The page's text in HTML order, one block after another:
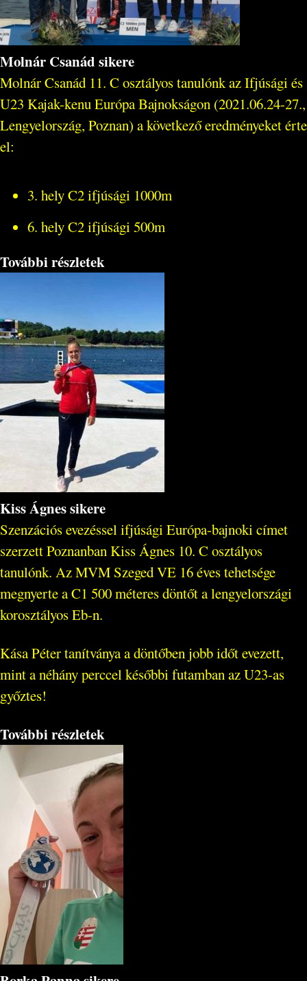
Molnár Csanád sikere
Molnár Csanád 11. C osztályos tanulónk az Ifjúsági és
U23 Kajak-kenu Európa Bajnokságon (2021.06.24-27.,
Lengyelország, Poznan) a következő eredményeket érte
el:
3. hely C2 ifjúsági 1000m
6. hely C2 ifjúsági 500m
További részletek
Kiss Ágnes sikere
Szenzációs evezéssel ifjúsági Európa-bajnoki címet
szerzett Poznanban Kiss Ágnes 10. C osztályos
tanulónk. Az MVM Szeged VE 16 éves tehetsége
megnyerte a C1 500 méteres döntőt a lengyelországi
korosztályos Eb-n.
Kása Péter tanítványa a döntőben jobb időt evezett,
mint a néhány perccel későbbi futamban az U23-as
győztes!
További részletek